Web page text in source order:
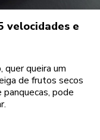
velocidades e
queira um
de frutos secos
pode